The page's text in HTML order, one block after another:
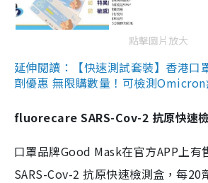
點擊圖片放大
延伸閱讀：【快速測試套裝】香港口
劑優惠 無限購數量！可檢測Omicron
fluorecare SARS-Cov-2 抗原快速
口罩品牌Good Mask在官方APP上
SARS-Cov-2 抗原快速檢測盒，每20